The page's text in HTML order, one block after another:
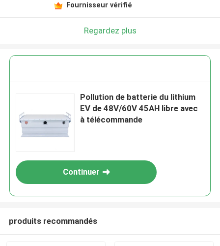
Fournisseur vérifié
Regardez plus
Pollution de batterie du lithium
EV de 48V/60V 45AH libre avec
à télécommande
Continuer
produits recommandés